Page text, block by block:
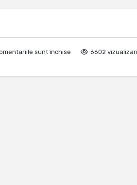
sunt închise 6602 vizualizari